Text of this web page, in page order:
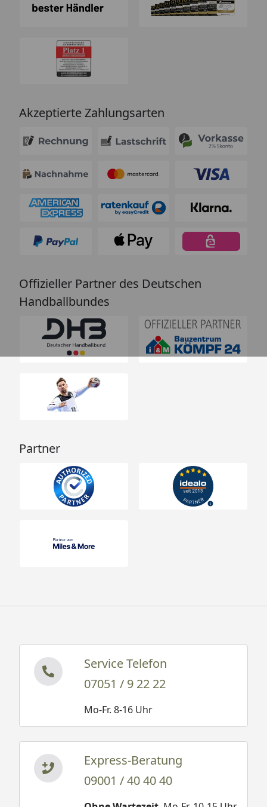
Akzeptierte Zahlungsarten
Offizieller Partner des Deutschen
Handballbundes
Partner
Service Telefon
07051 / 9 22 22
Mo-Fr. 8-16 Uhr
Express-Beratung
09001 / 40 40 40